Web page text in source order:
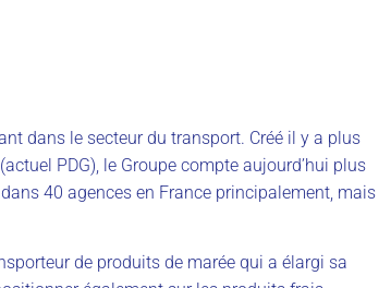
dans le secteur du transport. Créé il y a plus
(actuel PDG), le Groupe compte aujourd’hui plus
40 agences en France principalement, mais
de produits de marée qui a élargi sa